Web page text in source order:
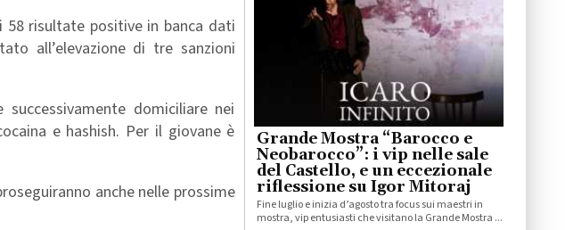
risultate positive in banca dati
all’elevazione di tre sanzioni
domiciliare nei
e hashish. Per il giovane è
anche nelle prossime
Grande Mostra “Barocco e
Neobarocco”: i vip nelle sale
del Castello, e un eccezionale
riflessione su Igor Mitoraj
Fine luglio e inizia d’agosto tra focus sui maestri in
mostra, vip entusiasti che visitano la Grande Mostra ...